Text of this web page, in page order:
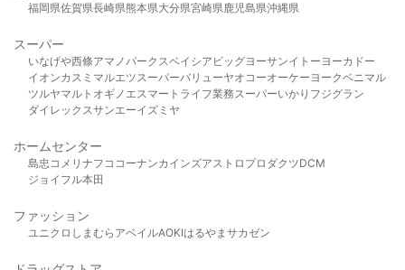
福岡県佐賀県長崎県熊本県大分県宮崎県鹿児島県沖縄県
スーパー
いなげや西條アマノパークスベイシア ビッグヨーサンイトーヨーカドー
イオンカスミ マルエツスーパーバリューヤオコーオーケー ヨークベニマル
ツルヤマルト オギノ エスマート ライフ業務スーパーいかり フジグラン
ダイレックスサンエーイズミヤ
ホームセンター
島忠 コメリ ナフコ コーナンカインズアストロプロダクツDCM
ジョイフル本田
ファッション
ユニクロ しまむら アベイルAOKIはるやま サカゼン